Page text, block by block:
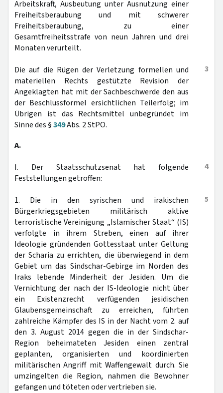
Arbeitskraft, Ausbeutung unter Ausnutzung einer
Freiheitsberaubung und mit schwerer
Freiheitsberaubung, zu einer
Gesamtfreiheitsstrafe von neun Jahren und drei
Monaten verurteilt.
3
Die auf die Rügen der Verletzung formellen und
materiellen Rechts gestützte Revision der
Angeklagten hat mit der Sachbeschwerde den aus
der Beschlussformel ersichtlichen Teilerfolg; im
Übrigen ist das Rechtsmittel unbegründet im
Sinne des §349Abs. 2 StPO.
A.
4
I. Der Staatsschutzsenat hat folgende
Feststellungen getroffen:
5
1. Die in den syrischen und irakischen
Bürgerkriegsgebieten militärisch aktive
terroristische Vereinigung „Islamischer Staat“ (IS)
verfolgte in ihrem Streben, einen auf ihrer
Ideologie gründenden Gottesstaat unter Geltung
der Scharia zu errichten, die überwiegend in dem
Gebiet um das Sindschar-Gebirge im Norden des
Iraks lebende Minderheit der Jesiden. Um die
Vernichtung der nach der IS-Ideologie nicht über
ein Existenzrecht verfügenden jesidischen
Glaubensgemeinschaft zu erreichen, führten
zahlreiche Kämpfer des IS in der Nacht vom 2. auf
den 3. August 2014 gegen die in der Sindschar-
Region beheimateten Jesiden einen zentral
geplanten, organisierten und koordinierten
militärischen Angriff mit Waffengewalt durch. Sie
umzingelten die Region, nahmen die Bewohner
gefangen und töteten oder vertrieben sie.